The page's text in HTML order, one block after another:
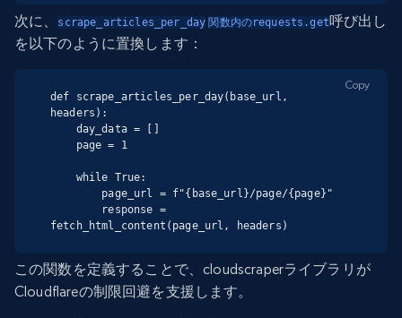
次に、 scrape_articles_per_day 関数内のrequests.get呼び出し
を以下のように置換します：
def scrape_articles_per_day(base_url,
headers):
fetch_html_content(page_url, headers)
Copy
この関数を定義することで、cloudscraperライブラリが
Cloudflareの制限回避を支援します。